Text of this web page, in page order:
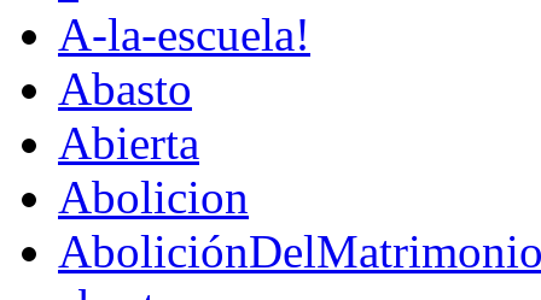
A-la-escuela!
Abasto
Abierta
Abolicion